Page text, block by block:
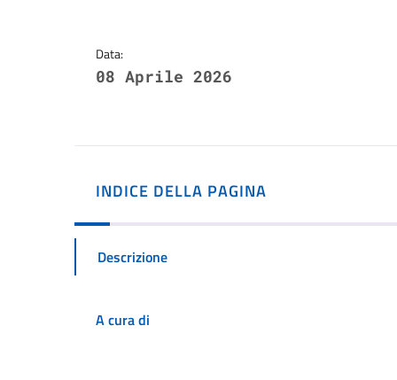
Data:
08 Aprile 2026
INDICE DELLA PAGINA
Descrizione
A cura di